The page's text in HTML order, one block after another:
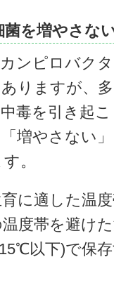
を増やさな
ンピロバク
りますが、
毒を引き起
増やさない
。
に適した温
度帯を避け
以下)で保